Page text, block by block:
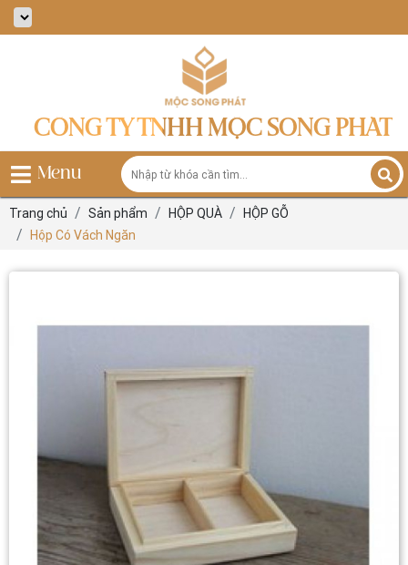
CÔNG TY TNHH MỘC SONG PHÁT
Menu
Trang chủ Sản phẩm HỘP QUÀ
HỘP GỖ
Hộp Có Vách Ngăn